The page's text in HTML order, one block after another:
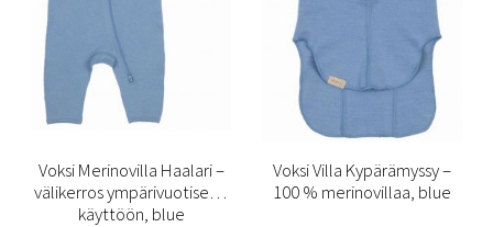
Voksi Merinovilla Haalari –
välikerros ympärivuotiseen
käyttöön, blue
Voksi Villa Kypärämyssy –
100 % merinovillaa, blue